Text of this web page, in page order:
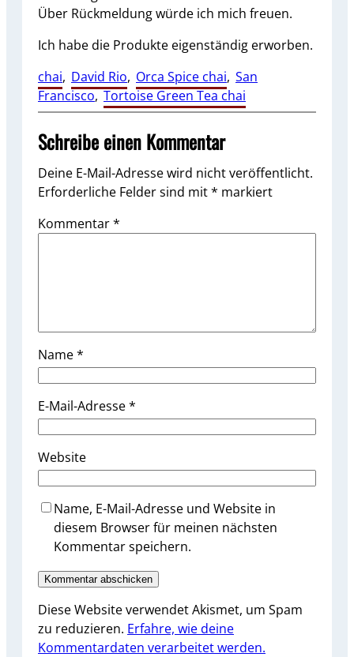
Über Rückmeldung würde ich mich freuen.
Ich habe die Produkte eigenständig erworben.
chai, David Rio, Orca Spice chai, San
Francisco, Tortoise Green Tea chai
Schreibe einen Kommentar
Deine E-Mail-Adresse wird nicht veröffentlicht.
Erforderliche Felder sind mit* markiert
Kommentar*
Name*
E-Mail-Adresse*
Website
Name, E-Mail-Adresse und Website in
diesem Browser für meinen nächsten
Kommentar speichern.
Diese Website verwendet Akismet, um Spam
zu reduzieren. Erfahre, wie deine
Kommentardaten verarbeitet werden.